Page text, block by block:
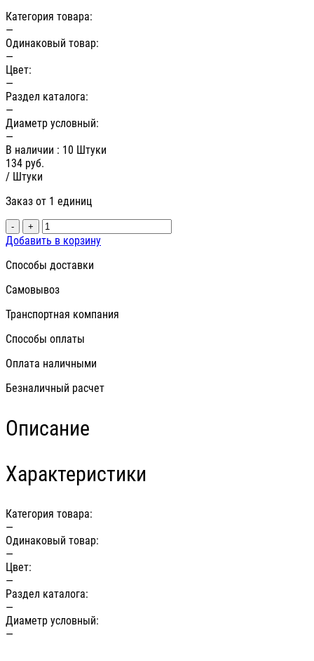
Категория товара:
—
Одинаковый товар:
—
Цвет:
—
Раздел каталога:
—
Диаметр условный:
—
В наличии : 10 Штуки
134 руб.
/ Штуки
Заказ от 1 единиц
- +
Добавить в корзину
Способы доставки
Самовывоз
Транспортная компания
Способы оплаты
Оплата наличными
Безналичный расчет
Описание
Характеристики
Категория товара:
—
Одинаковый товар:
—
Цвет:
—
Раздел каталога:
—
Диаметр условный:
—